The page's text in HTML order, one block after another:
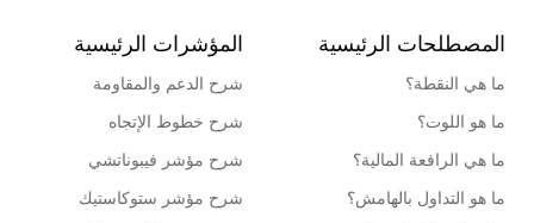
المصطلحات الرئيسية
ما هي النقطة؟
ما هو اللوت؟
ما هي الرافعة المالية؟
ما هو التداول بالهامش؟
المؤشرات الرئيسية
شرح الدعم والمقاومة
شرح خطوط الإتجاه
شرح مؤشر فيبوناتشي
شرح مؤشر ستوكاستيك